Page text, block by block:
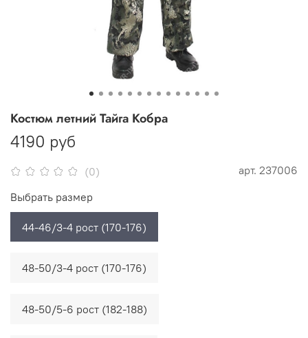
(0) арт. 237006
Костюм летний Тайга Кобра
4190 руб
Выбрать размер
44-46/3-4 рост (170-176)
48-50/3-4 рост (170-176)
48-50/5-6 рост (182-188)